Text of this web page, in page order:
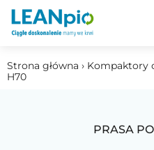
Strona główna › Kompaktory
H70
PRASA